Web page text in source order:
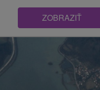
ZOBRAZIŤ